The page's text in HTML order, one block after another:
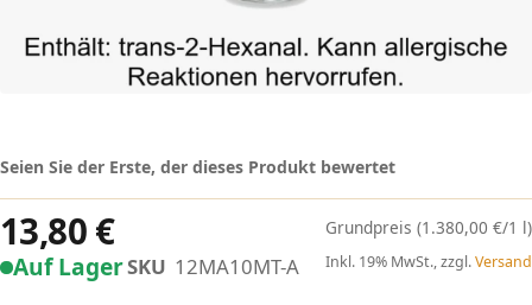
Auf LagerSKU 12MA10MT-A
Seien Sie der Erste, der dieses Produkt bewertet
13,80 € (1.380,00 €/1 l)
Inkl. 19% MwSt., zzgl.Versand